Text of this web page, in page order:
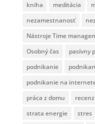
kniha
meditácia
nezamestnanosť
Nástroje Time
Osobný čas
pasívny
podnikanie
podnikanie na
práca z domu
strata energie
stres